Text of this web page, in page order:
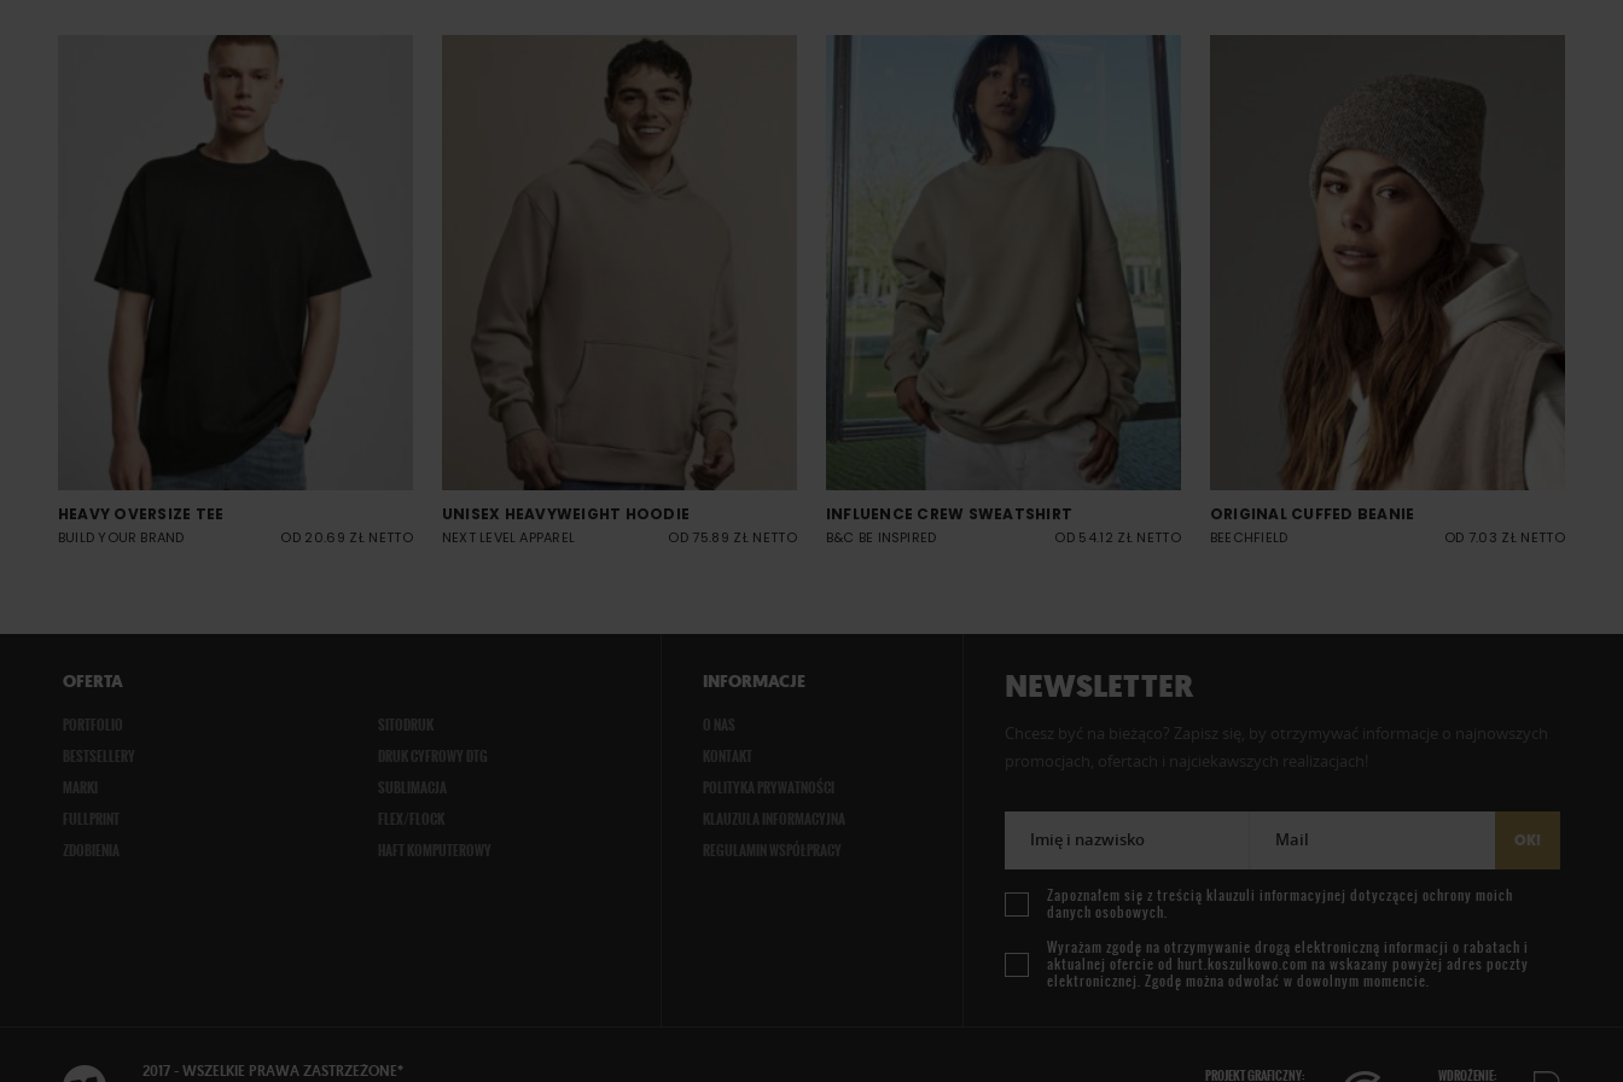
HEAVY OVERSIZE TEE
BUILD YOUR BRAND OD 20.69 ZŁ NETTO
UNISEX HEAVYWEIGHT HOODIE
NEXT LEVEL APPAREL OD 75.89 ZŁ NETTO
INFLUENCE CREW SWEATSHIRT
B&C BE INSPIRED OD 54.12 ZŁ NETTO
ORIGINAL CUFFED BEANIE
BEECHFIELD OD 7.03 ZŁ NETTO
OFERTA
PORTFOLIO
BESTSELLERY
MARKI
FULLPRINT
ZDOBIENIA
SITODRUK
DRUK CYFROWY DTG
SUBLIMACJA
FLEX/FLOCK
HAFT KOMPUTEROWY
INFORMACJE
O NAS
KONTAKT
POLITYKA PRYWATNOŚCI
KLAUZULA INFORMACYJNA
REGULAMIN WSPÓŁPRACY
NEWSLETTER
Chcesz być na bieżąco? Zapisz się, by otrzymywać informacje o najnowszych
promocjach, ofertach i najciekawszych realizacjach!
Imię i nazwisko Mail OK!
Zapoznałem się z treścią klauzuli informacyjnej dotyczącej ochrony moich
danych osobowych.
Wyrażam zgodę na otrzymywanie drogą elektroniczną informacji o rabatach i
aktualnej ofercie od hurt.koszulkowo.com na wskazany powyżej adres poczty
elektronicznej. Zgodę można odwołać w dowolnym momencie.
2017 - WSZELKIE PRAWA ZASTRZEŻONE* PROJEKT GRAFICZNY: WDROŻENIE: